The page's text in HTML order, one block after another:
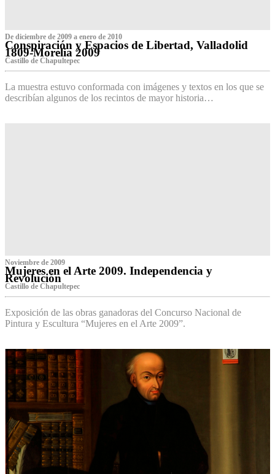
De diciembre de 2009 a enero de 2010
Conspiración y Espacios de Libertad, Valladolid
1809-Morelia 2009
Castillo de Chapultepec
La muestra estuvo conformada con imágenes y textos en los que se
describían algunos de los recintos de mayor historia…
Noviembre de 2009
Mujeres en el Arte 2009. Independencia y
Revolución
Castillo de Chapultepec
Exposición de las obras ganadoras del Concurso Nacional de
Pintura y Escultura “Mujeres en el Arte 2009”.